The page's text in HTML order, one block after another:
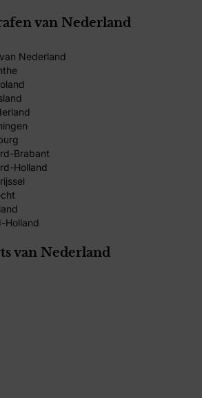
van Nederland
Nederland
Brabant
Holland
Holland
van Nederland